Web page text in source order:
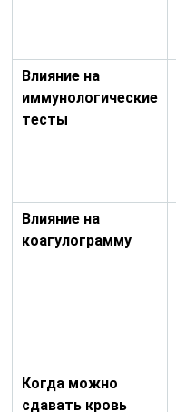
Влияние на
иммунологические
тесты
Влияние на
коагулограмму
Когда можно
сдавать кровь